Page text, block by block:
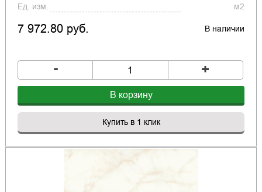
Ед. изм.
м2
7 972.80 руб. В наличии
- +
В корзину
Купить в 1 клик